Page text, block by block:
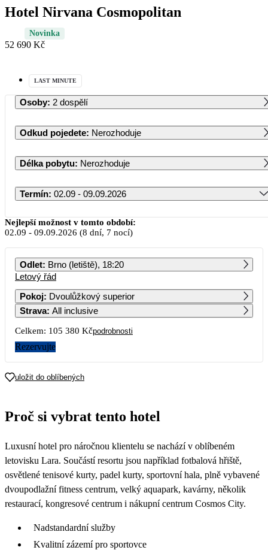
Hotel Nirvana Cosmopolitan
Novinka
52 690 Kč
LAST MINUTE
Osoby: 2 dospělí
Odkud pojedete: Nerozhoduje
Délka pobytu: Nerozhoduje
Termín: 02.09 - 09.09.2026
Září 2026
PO ÚT ST ČT PÁ SO NE
52 690 49 790 49 490
7 8
21 22
41 190
Nejlepší možnost v tomto období:
02.09 - 09.09.2026 (8 dní, 7 nocí)
Odlet: Brno (letiště), 18:20
Letový řád
Pokoj: Dvoulůžkový superior
Strava: All inclusive
Celkem: 105 380 Kčpodrobnosti
Rezervujte
uložit do oblíbených
Proč si vybrat tento hotel
Luxusní hotel pro náročnou klientelu se nachází v oblíbeném
letovisku Lara. Součástí resortu jsou například fotbalová hřiště,
osvětlené tenisové kurty, padel kurty, sportovní hala, plně vybavené
dvoupodlažní fitness centrum, velký aquapark, kavárny, několik
restaurací, kongresové centrum i nákupní centrum Cosmos City.
Nadstandardní služby
Kvalitní zázemí pro sportovce